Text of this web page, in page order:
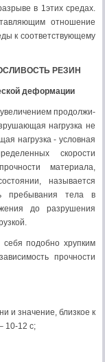
в 1этих средах.
отношение
к соответствующему
РЕЗИН
деформации
увеличением продолжи­
нагрузка не
нагрузка - условная
скорости
материала,
называется
пребывания тела в
до разрушения
подобно хрупким
прочности
и значение, близкое к
10-12 с;